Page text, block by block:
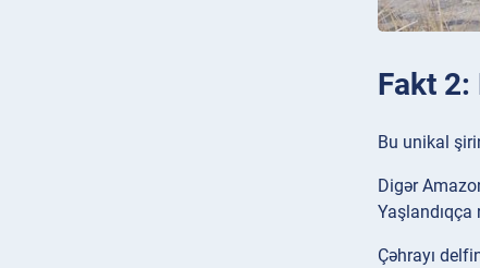
Fakt
Bu unikal
Digər
Yaşlandıqça
Çəhrayı